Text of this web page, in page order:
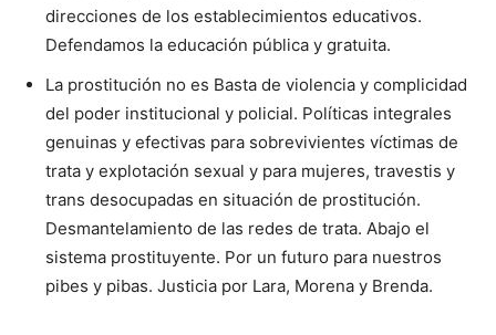
direcciones de los establecimientos educativos.
Defendamos la educación pública y gratuita.
La prostitución no es Basta de violencia y complicidad
del poder institucional y policial. Políticas integrales
genuinas y efectivas para sobrevivientes víctimas de
trata y explotación sexual y para mujeres, travestis y
trans desocupadas en situación de prostitución.
Desmantelamiento de las redes de trata. Abajo el
sistema prostituyente. Por un futuro para nuestros
pibes y pibas. Justicia por Lara, Morena y Brenda.